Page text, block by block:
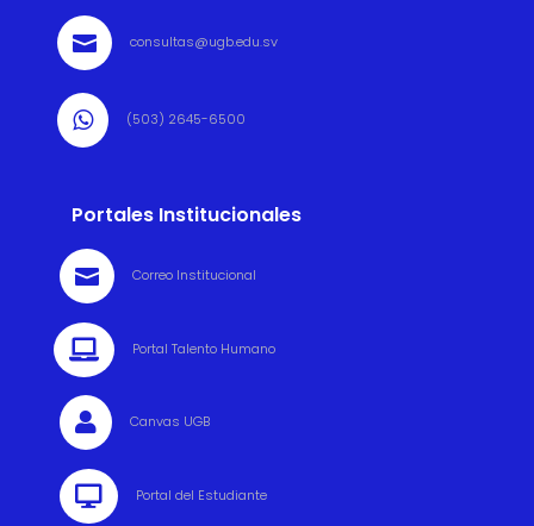
 consultas@ugb.edu.sv
 (503) 2645-6500
Portales Institucionales
 Correo Institucional
 Portal Talento Humano
 Canvas UGB
 Portal del Estudiante